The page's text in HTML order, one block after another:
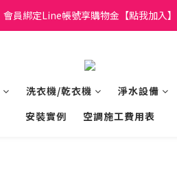
日立家電、國際牌 原廠管制價格 私訊優惠價
會員綁定Line帳號享購物金【點我加入】
洗衣機/乾衣機 淨水設備
安裝實例
空調施工費用表